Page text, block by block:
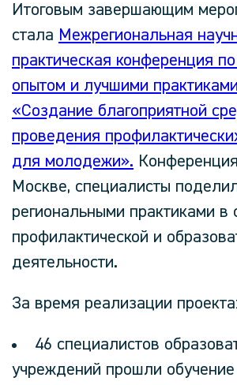
Итоговым завершающим
стала Межрегиональная
практическая конференция
опытом и лучшими
«Создание благоприятной
проведения
для молодежи».
Москве, специалисты
региональными практиками в
профилактической и
деятельности.
За время реализации проекта:
46 специалистов
учреждений прошли